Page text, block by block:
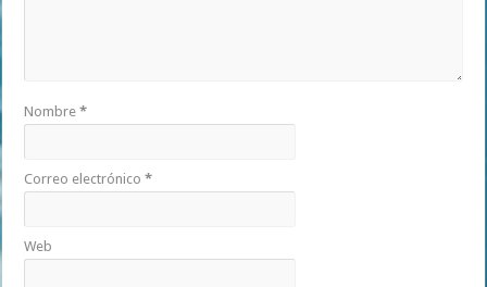
Nombre*
Correo electrónico*
Web